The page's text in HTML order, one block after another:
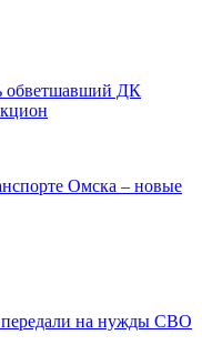
обветшавший ДК
Омска – новые
передали на нужды СВО